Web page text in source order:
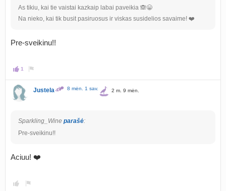
As tikiu, kai tie vaistai kazkaip labai paveikia 🙈😁
Na nieko, kai tik busit pasiruosus ir viskas susidelios savaime! ❤️
Pre-sveikinu!!
1
Justela 8 mėn. 1 sav. 2 m. 9 mėn.
Sparkling_Wine parašė:
Pre-sveikinu!!
Aciuu! ❤️